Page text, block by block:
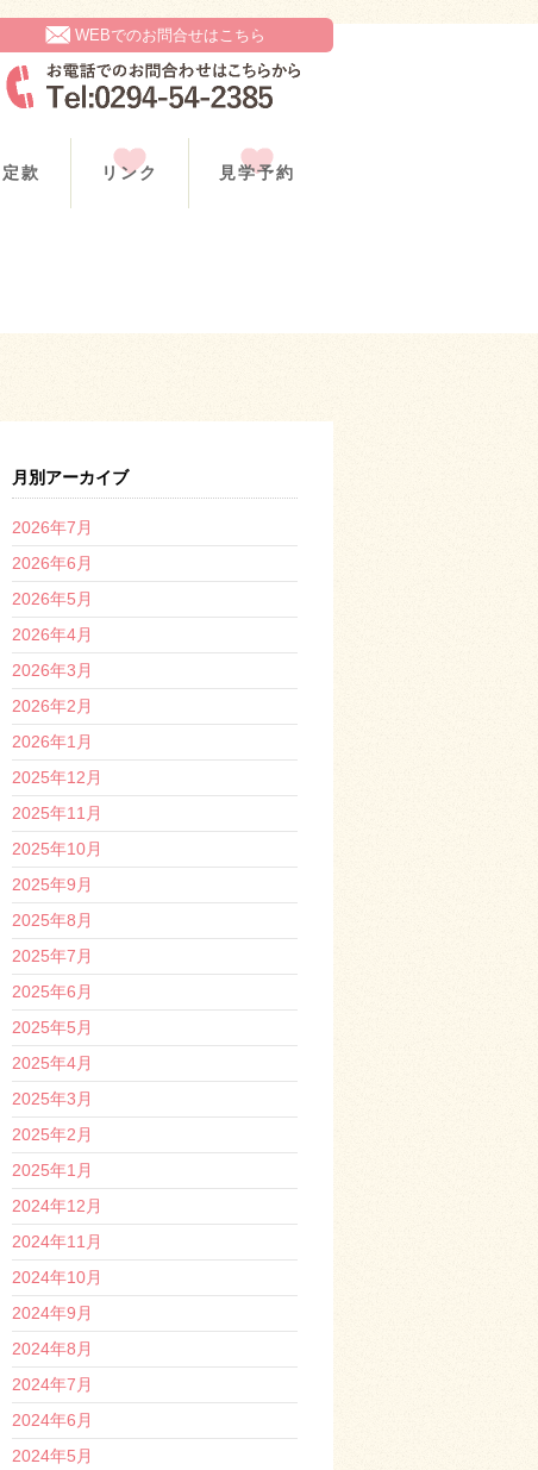
WEBでのお問合せはこちら
款 リンク 見学予約
月別アーカイブ
2026年7月
2026年6月
2026年5月
2026年4月
2026年3月
2026年2月
2026年1月
2025年12月
2025年11月
2025年10月
2025年9月
2025年8月
2025年7月
2025年6月
2025年5月
2025年4月
2025年3月
2025年2月
2025年1月
2024年12月
2024年11月
2024年10月
2024年9月
2024年8月
2024年7月
2024年6月
2024年5月